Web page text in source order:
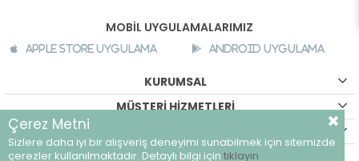
MOBİL UYGULAMALARIMIZ
Apple Store Uygulama Android Uygulama
KURUMSAL
MÜŞTERİ HİZMETLERİ
©breeze.com.tr - Tüm hakları saklıdır.
Çerez Metni
Sizlere daha iyi bir alışveriş deneyimi sunabilmek için sitemizde
çerezler kullanılmaktadır. Detaylı bilgi için tıklayın